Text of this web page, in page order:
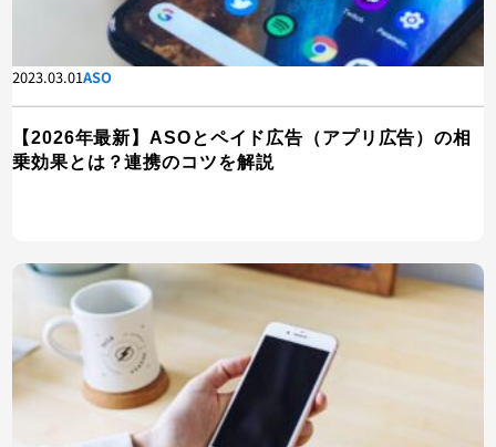
2023.03.01ASO
【2026年最新】ASOとペイド広告（アプリ広告）の相
乗効果とは？連携のコツを解説